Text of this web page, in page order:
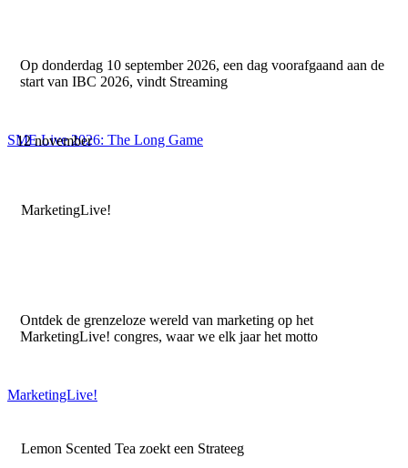
Op donderdag 10 september 2026, een dag voorafgaand aan de
start van IBC 2026, vindt Streaming
SME Live 2026: The Long Game
12 november
MarketingLive!
Ontdek de grenzeloze wereld van marketing op het
MarketingLive! congres, waar we elk jaar het motto
MarketingLive!
Lemon Scented Tea zoekt een Strateeg